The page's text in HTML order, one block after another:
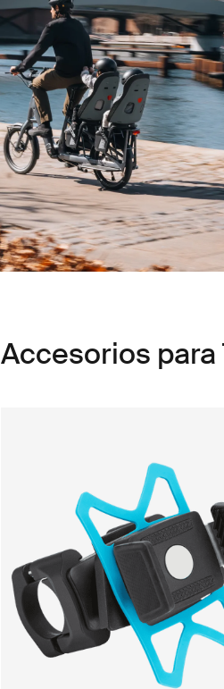
Accesorios para